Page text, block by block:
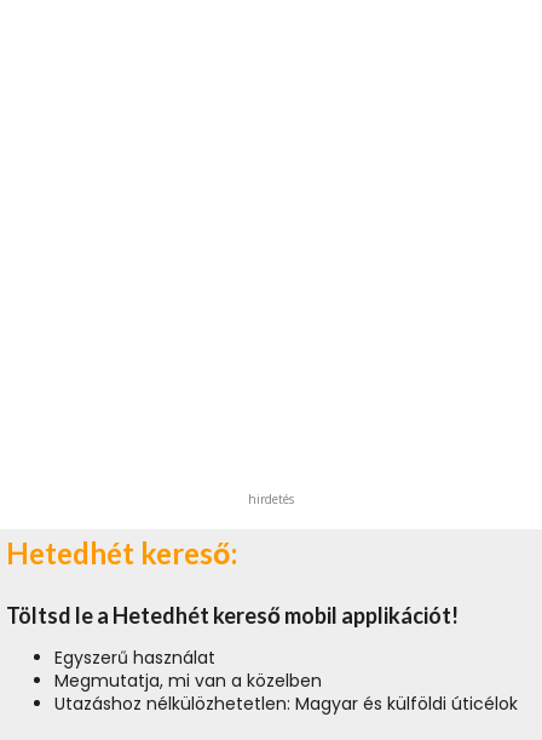
hirdetés
Hetedhét kereső:
Töltsd le a Hetedhét kereső mobil applikációt!
Egyszerű használat
Megmutatja, mi van a közelben
Utazáshoz nélkülözhetetlen: Magyar és külföldi úticélok